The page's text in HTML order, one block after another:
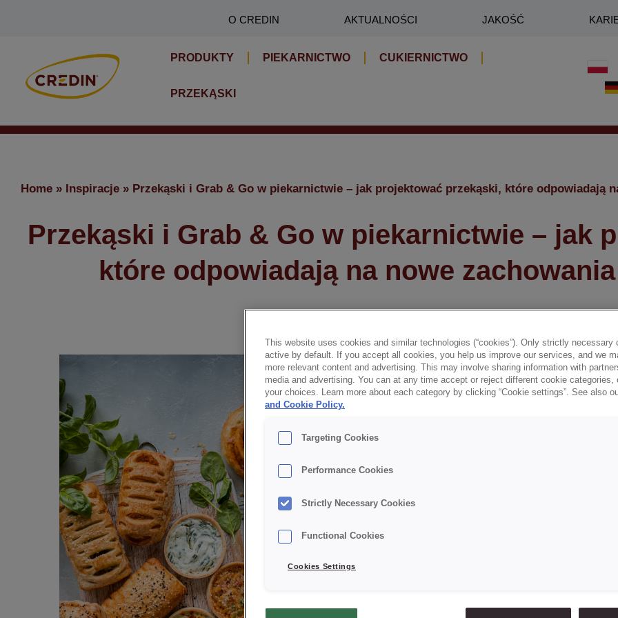
O CREDIN AKTUALNOŚCI JAKOŚĆ
PRODUKTY PIEKARNICTWO CUKIERNICTWO
PRZEKĄSKI
Home » Inspiracje » Przekąski i Grab & Go w piekarnictwie – jak projektować przekąski, które odpowiadają
Przekąski i Grab & Go w piekarnictwie – jak
które odpowiadają na nowe
Miejsce klasycznych posiłków
przekąski. Są one szybkie w
wysokiej jakości. Zjawiska
coraz silniej wpływają na
piekarniczym, zarówno w
półprzemysłowej oraz
oferowaniu klientom szybkich,
które można zabrać „na wynos”,
Snackification
to zjawisko, w
lub uzupełniane mniejszymi
często o zróżnicowanych
This website uses cookies and similar technologies (“cookies”). Only strictly necessary
active by default. If you accept all cookies, you help us improve our services, and we
more relevant content and advertising. This may involve sharing information with
media and advertising. You can at any time accept or reject different cookie categories,
your choices. Learn more about each category by clicking “Cookie settings”. See also
and Cookie Policy.
Targeting Cookies
Performance Cookies
Strictly Necessary Cookies
Functional Cookies
Cookies Settings